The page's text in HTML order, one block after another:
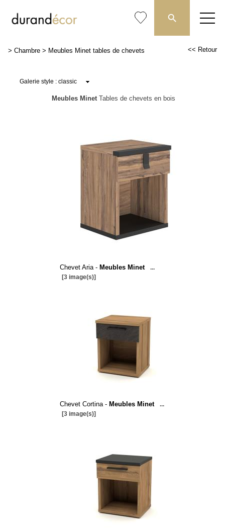
> Chambre > Meubles Minet tables de chevets << Retour
Meubles MinetTables de chevets en bois
Chevet Aria - Meubles Minet
...
[3 image(s)]
Chevet Cortina - Meubles Minet
...
[3 image(s)]